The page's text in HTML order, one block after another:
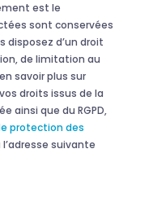
est le
sont conservées
disposez d’un droit
de limitation au
savoir plus sur
droits issus de la
ainsi que du RGPD,
protection des
suivante